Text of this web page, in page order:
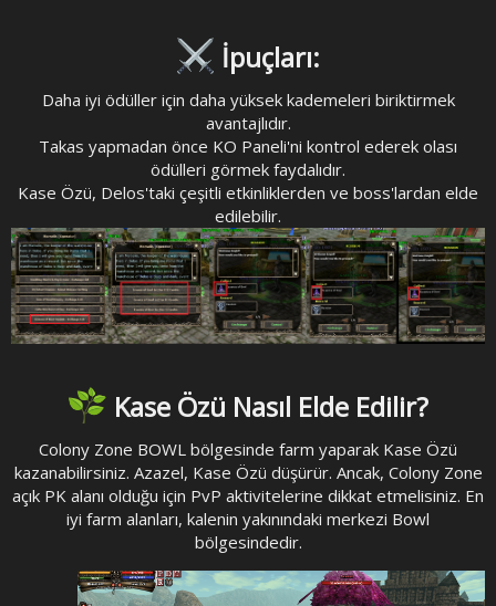
İpuçları:
Daha iyi ödüller için daha yüksek kademeleri biriktirmek
avantajlıdır.
Takas yapmadan önce KO Paneli'ni kontrol ederek olası
ödülleri görmek faydalıdır.
Kase Özü, Delos'taki çeşitli etkinliklerden ve boss'lardan elde
edilebilir.
Kase Özü Nasıl Elde Edilir?
Colony Zone BOWL bölgesinde farm yaparak Kase Özü
kazanabilirsiniz. Azazel, Kase Özü düşürür. Ancak, Colony Zone
açık PK alanı olduğu için PvP aktivitelerine dikkat etmelisiniz. En
iyi farm alanları, kalenin yakınındaki merkezi Bowl
bölgesindedir.